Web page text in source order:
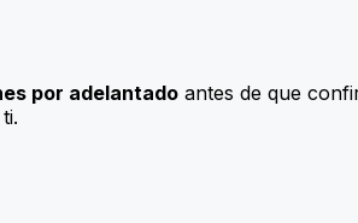
por adelantado antes de que